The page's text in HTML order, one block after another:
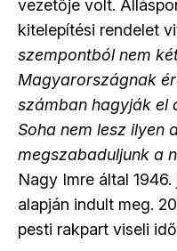
vezetője volt.
kitelepítési rendelet
szempontból nem
Magyarországnak
számban hagyják el
Soha nem lesz ilyen
megszabaduljunk a
Nagy Imre által
alapján indult meg.
pesti rakpart viseli